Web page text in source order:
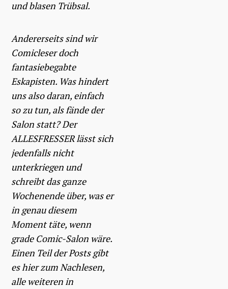
und blasen Trübsal.
Andererseits sind wir
Comicleser doch
fantasiebegabte
Eskapisten. Was hindert
uns also daran, einfach
so zu tun, als fände der
Salon statt? Der
ALLESFRESSER lässt sich
jedenfalls nicht
unterkriegen und
schreibt das ganze
Wochenende über, was er
in genau diesem
Moment täte, wenn
grade Comic-Salon wäre.
Einen Teil der Posts gibt
es hier zum Nachlesen,
alle weiteren in